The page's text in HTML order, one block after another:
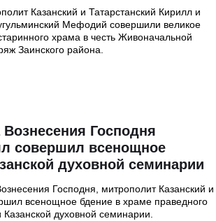
Казанский и Татарстанский Кирилл и
Мефодий совершили великое
храма в честь Живоначальной
Заинского района.
Господня
совершил всенощное
духовной семинарии
Господня, митрополит Казанский и
всенощное бдение в храме праведного
духовной семинарии.